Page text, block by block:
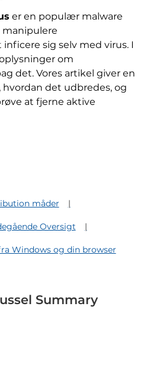
er en populær malware
manipulere
sig selv med virus. I
om
det. Vores artikel giver en
det udbredes, og
at fjerne aktive
måder
Oversigt
Windows og din browser
Summary